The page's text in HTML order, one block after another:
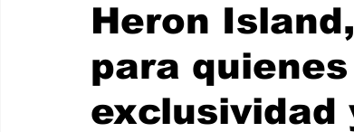
Heron
para
exclusividad